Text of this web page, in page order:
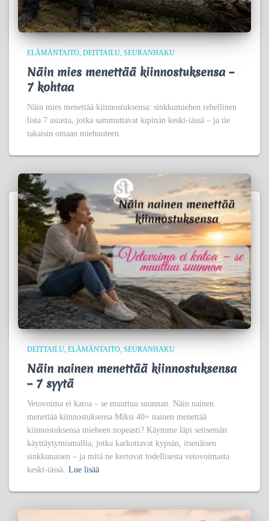
ELÄMÄNTAITO DEITTAILU SEURANHAKU
Näin mies menettää kiinnostuksensa –
7 kohtaa
Näin mies menettää kiinnostuksensa: sinkkumiehen rehellinen
lista 7 asiasta, jotka sammuttavat kipinän keski-iässä – ja tie
takaisin omaan miehuuteen
DEITTAILU ELÄMÄNTAITO SEURANHAKU
Näin nainen menettää kiinnostuksensa
– 7 syytä
Vetovoima ei katoa – se muuttuu suunnan. Näin nainen
menettää kiinnostuksensa Miksi 40+ nainen menettää
kiinnostuksensa mieheen nopeasti? Käymme läpi seitsemän
käyttäytymismallia, jotka karkottavat kypsän, itsenäisen
sinkkunaisen – ja mitä ne kertovat todellisesta vetovoimasta
keski-iässä. Lue lisää